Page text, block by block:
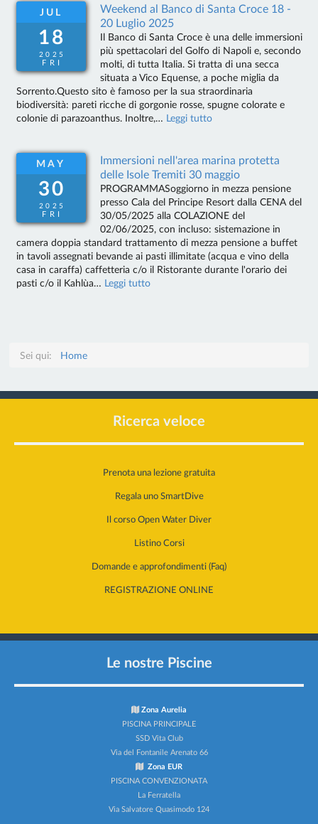
JUL
18
2025
FRI
Weekend al Banco di Santa Croce 18 -
20 Luglio 2025
Il Banco di Santa Croce è una delle immersioni
più spettacolari del Golfo di Napoli e, secondo
molti, di tutta Italia. Si tratta di una secca
situata a Vico Equense, a poche miglia da
Sorrento.Questo sito è famoso per la sua straordinaria
biodiversità: pareti ricche di gorgonie rosse, spugne colorate e
colonie di parazoanthus. Inoltre,… Leggi tutto
MAY
30
2025
FRI
Immersioni nell'area marina protetta
delle Isole Tremiti 30 maggio
PROGRAMMASoggiorno in mezza pensione
presso Cala del Principe Resort dalla CENA del
30/05/2025 alla COLAZIONE del
02/06/2025, con incluso: sistemazione in
camera doppia standard trattamento di mezza pensione a buffet
in tavoli assegnati bevande ai pasti illimitate (acqua e vino della
casa in caraffa) caffetteria c/o il Ristorante durante l'orario dei
pasti c/o il Kahlùa… Leggi tutto
Sei qui: Home
Ricerca veloce
Prenota una lezione gratuita
Regala uno SmartDive
Il corso Open Water Diver
Listino Corsi
Domande e approfondimenti (Faq)
REGISTRAZIONE ONLINE
Le nostre Piscine
Zona Aurelia
PISCINA PRINCIPALE
SSD Vita Club
Via del Fontanile Arenato 66
Zona EUR
PISCINA CONVENZIONATA
La Ferratella
Via Salvatore Quasimodo 124